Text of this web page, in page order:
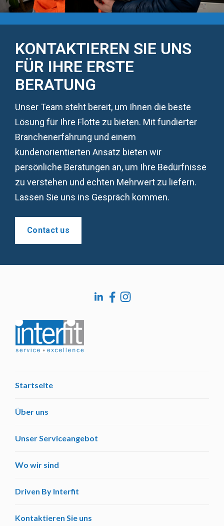
KONTAKTIEREN SIE UNS
FÜR IHRE ERSTE
BERATUNG
Unser Team steht bereit, um Ihnen die beste
Lösung für Ihre Flotte zu bieten. Mit fundierter
Branchenerfahrung und einem
kundenorientierten Ansatz bieten wir
persönliche Beratungen an, um Ihre Bedürfnisse
zu verstehen und echten Mehrwert zu liefern.
Lassen Sie uns ins Gespräch kommen.
Contact us
Startseite
Über uns
Unser Serviceangebot
Wo wir sind
Driven By Interfit
Kontaktieren Sie uns